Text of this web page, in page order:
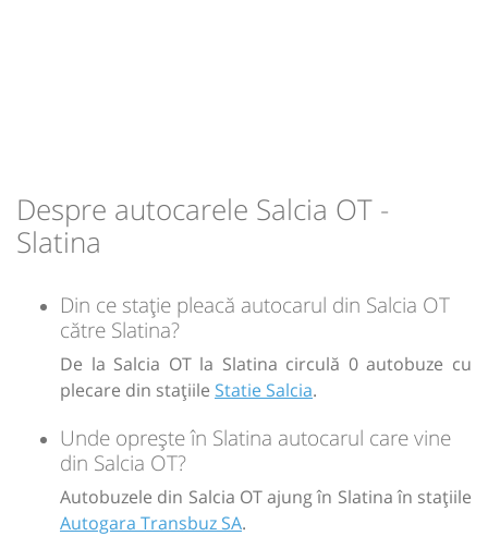
pret vechi
Despre autocarele Salcia OT -
Slatina
Din ce stație pleacă autocarul din Salcia OT
către Slatina?
De la Salcia OT la Slatina circulă 0 autobuze cu
plecare din stațiile Statie Salcia.
Unde oprește în Slatina autocarul care vine
din Salcia OT?
Autobuzele din Salcia OT ajung în Slatina în stațiile
Autogara Transbuz SA.